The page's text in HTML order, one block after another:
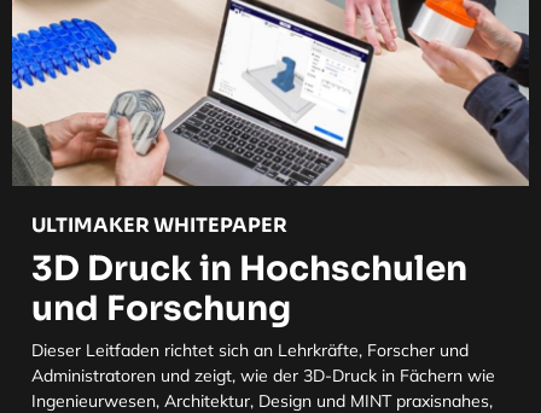
ULTIMAKER WHITEPAPER
3D Druck in Hochschulen
und Forschung
Dieser Leitfaden richtet sich an Lehrkräfte, Forscher und
Administratoren und zeigt, wie der 3D-Druck in Fächern wie
Ingenieurwesen, Architektur, Design und MINT praxisnahes,